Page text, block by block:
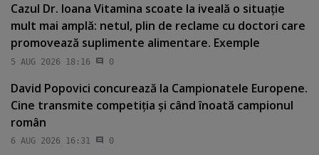
Cazul Dr. Ioana Vitamina scoate la iveală o situaţie
mult mai amplă: netul, plin de reclame cu doctori care
promovează suplimente alimentare. Exemple
5 AUG 2026 18:16 0
David Popovici concurează la Campionatele Europene.
Cine transmite competiţia şi când înoată campionul
român
6 AUG 2026 16:31 0